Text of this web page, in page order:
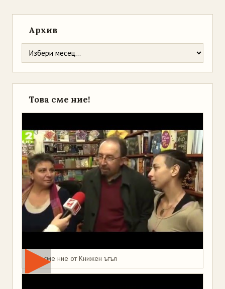
Архив
Това сме ние!
Това сме ние от Книжен ъгъл